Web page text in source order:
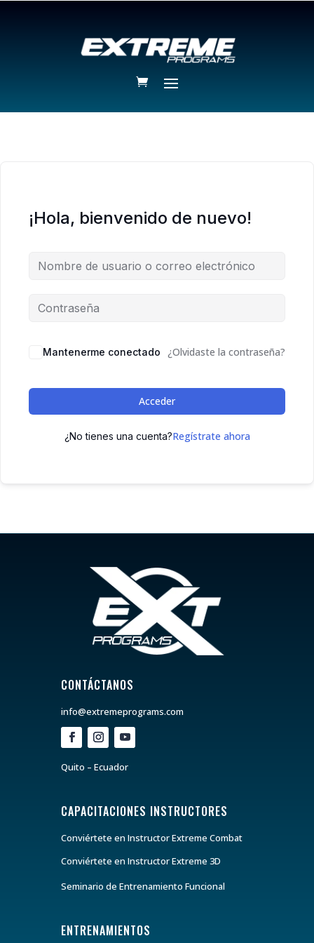
¡Hola, bienvenido de nuevo!
Mantenerme conectado ¿Olvidaste la contraseña?
Acceder
¿No tienes una cuenta?Regístrate ahora
CONTÁCTANOS
info@extremeprograms.com
Quito – Ecuador
CAPACITACIONES INSTRUCTORES
Conviértete en Instructor Extreme Combat
Conviértete en Instructor Extreme 3D
Seminario de Entrenamiento Funcional
ENTRENAMIENTOS